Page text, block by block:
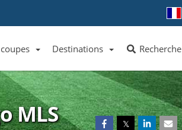
Liste des clubs et équipes
Liste des ligues et coupes
Destinations
Toutes les destinations
Recherche
MLS 𝕏